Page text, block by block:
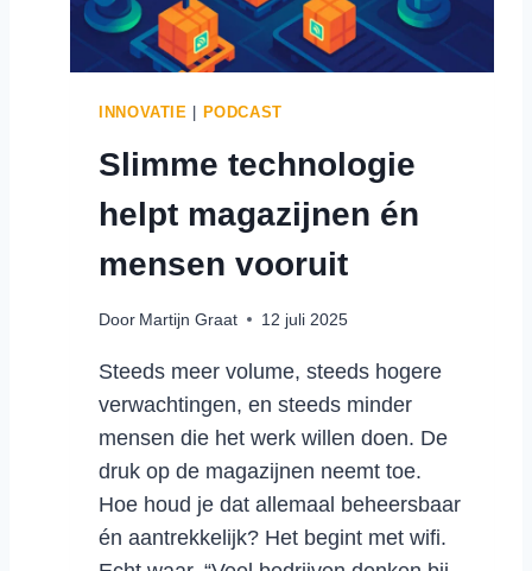
S
T
E
O
T
E
L
J
G
A
N
A
N
D
E
O
K
M
T
H
O
E
A
G
A
Z
INNOVATIE PODCAST
Slimme technologie
helpt magazijnen én
mensen vooruit
Door Martijn Graat 12 juli 2025
Steeds meer volume, steeds hogere
verwachtingen, en steeds minder
mensen die het werk willen doen. De
druk op de magazijnen neemt toe.
Hoe houd je dat allemaal beheersbaar
én aantrekkelijk? Het begint met wifi.